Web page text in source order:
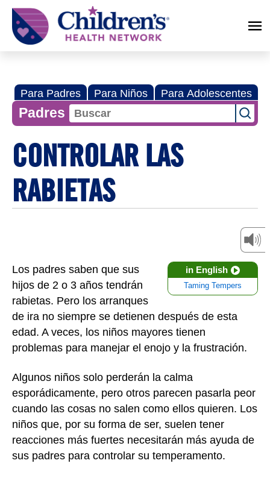
Children's
Health
Network
Para Padres Para Niños Para Adolescentes
Padres
CONTROLAR LAS
RABIETAS
in English
Taming Tempers
Los padres saben que sus
hijos de 2 o 3 años tendrán
rabietas. Pero los arranques
de ira no siempre se detienen después de esta
edad. A veces, los niños mayores tienen
problemas para manejar el enojo y la frustración.
Algunos niños solo perderán la calma
esporádicamente, pero otros parecen pasarla peor
cuando las cosas no salen como ellos quieren. Los
niños que, por su forma de ser, suelen tener
reacciones más fuertes necesitarán más ayuda de
sus padres para controlar su temperamento.